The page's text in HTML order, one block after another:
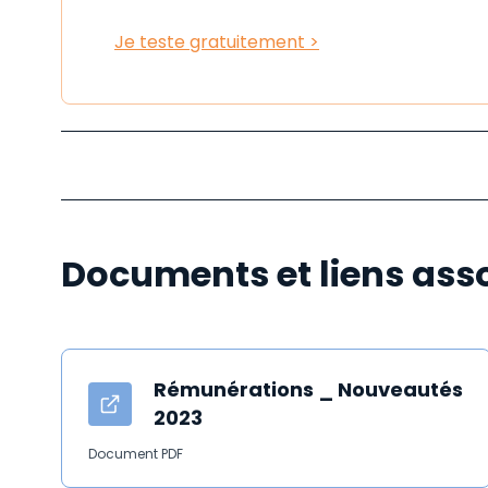
Je teste gratuitement >
Documents et liens
Rémunérations _ Nouveautés
2023
Document PDF